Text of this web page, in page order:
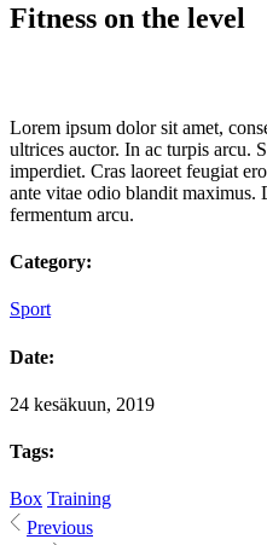
Fitness on the level
Lorem ipsum dolor sit amet,
ultrices auctor. In ac turpis arcu.
imperdiet. Cras laoreet feugiat
ante vitae odio blandit maximus.
fermentum arcu.
Category:
Sport
Date:
24 kesäkuun, 2019
Tags:
Box Training
Previous